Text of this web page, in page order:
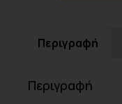
Περιγραφή
Περιγραφή